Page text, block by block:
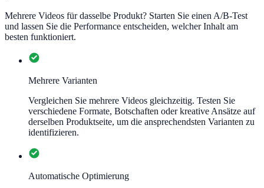
Mehrere Videos für dasselbe Produkt? Starten Sie einen A/B-Test
und lassen Sie die Performance entscheiden, welcher Inhalt am
besten funktioniert.
Mehrere Varianten
Vergleichen Sie mehrere Videos gleichzeitig. Testen Sie
verschiedene Formate, Botschaften oder kreative Ansätze auf
derselben Produktseite, um die ansprechendsten Varianten zu
identifizieren.
Automatische Optimierung